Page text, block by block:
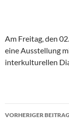
Am Freitag, den
eine Ausstellung
interkulturellen
VORHERIGER BEITRAG